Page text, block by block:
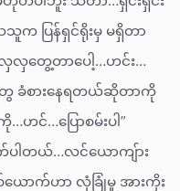
က ပြန်ရှင်ရိုးမှ မရှိတာ
လှလှတွေ့တာပေါ့…ဟင်း…
ခံစားနေရတယ်ဆိုတာကို
ဟင်…ပြောစမ်းပါ”
ပါတယ်…လင်ယောကျ်ား
ောက်ဟာ လုံခြုံမှု အားကိုး